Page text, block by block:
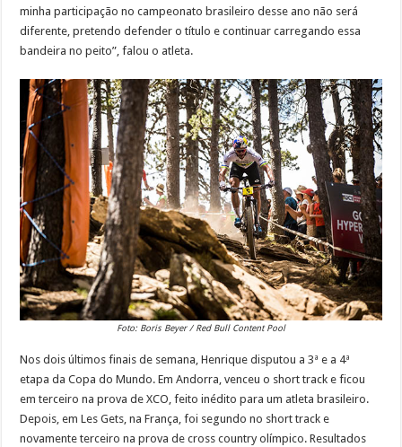
minha participação no campeonato brasileiro desse ano não será
diferente, pretendo defender o título e continuar carregando essa
bandeira no peito”, falou o atleta.
Foto: Boris Beyer / Red Bull Content Pool
Nos dois últimos finais de semana, Henrique disputou a 3ª e a 4ª
etapa da Copa do Mundo. Em Andorra, venceu o short track e ficou
em terceiro na prova de XCO, feito inédito para um atleta brasileiro.
Depois, em Les Gets, na França, foi segundo no short track e
novamente terceiro na prova de cross country olímpico. Resultados